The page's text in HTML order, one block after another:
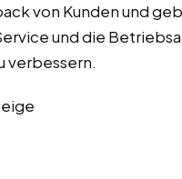
von Kunden und
und die
verbessern.